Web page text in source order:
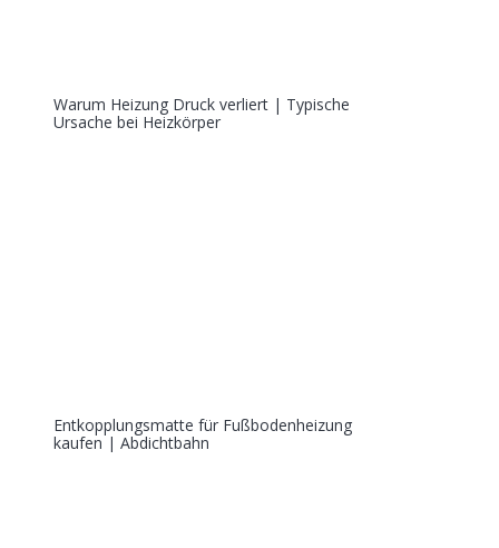
Warum Heizung Druck verliert | Typische
Ursache bei Heizkörper
Entkopplungsmatte für Fußbodenheizung
kaufen | Abdichtbahn